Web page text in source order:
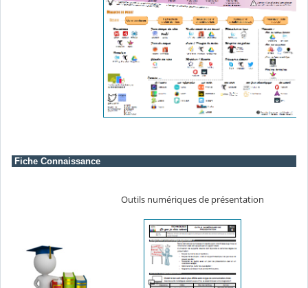
Fiche Connaissance
Outils numériques de présentation